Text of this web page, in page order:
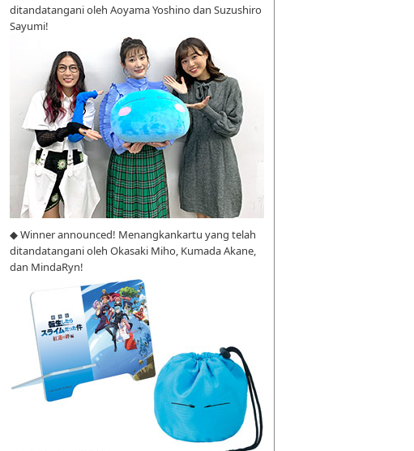
ditandatangani oleh Aoyama Yoshino dan Suzushiro
Sayumi!
◆ Winner announced! Menangkankartu yang telah
ditandatangani oleh Okasaki Miho, Kumada Akane,
dan MindaRyn!